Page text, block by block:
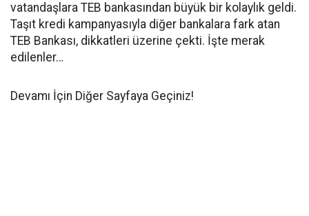
vatandaşlara TEB bankasından büyük bir kolaylık geldi.
Taşıt kredi kampanyasıyla diğer bankalara fark atan
TEB Bankası, dikkatleri üzerine çekti. İşte merak
edilenler…
Devamı İçin Diğer Sayfaya Geçiniz!